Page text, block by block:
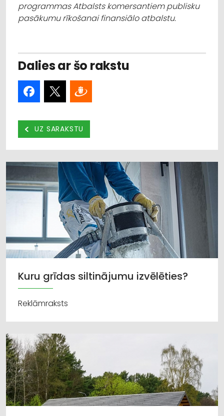
programmas Atbalsts komersantiem publisku
pasākumu rīkošanai finansiālo atbalstu.
Dalies ar šo rakstu
UZ SARAKSTU
Kuru grīdas siltinājumu izvēlēties?
Reklāmraksts